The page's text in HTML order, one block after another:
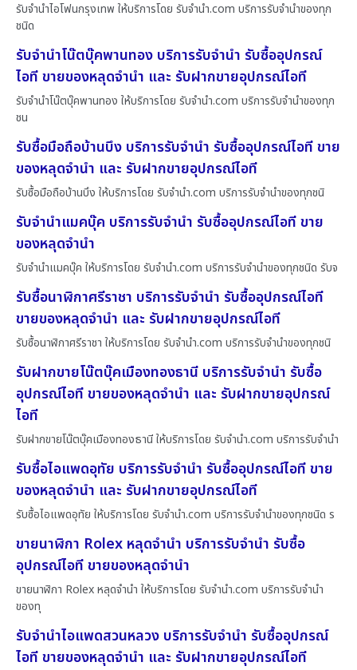
รับจำนำไอโฟนกรุงเทพ ให้บริการโดย รับจํานํา.com บริการรับจำนำของทุก
ชนิด
รับจำนำโน๊ตบุ๊คพานทอง บริการรับจำนำ รับซื้ออุปกรณ์
ไอที ขายของหลุดจำนำ และ รับฝากขายอุปกรณ์ไอที
รับจำนำโน๊ตบุ๊คพานทอง ให้บริการโดย รับจํานํา.com บริการรับจำนำของทุก
ชน
รับซื้อมือถือบ้านบึง บริการรับจำนำ รับซื้ออุปกรณ์ไอที ขาย
ของหลุดจำนำ และ รับฝากขายอุปกรณ์ไอที
รับซื้อมือถือบ้านบึง ให้บริการโดย รับจํานํา.com บริการรับจำนำของทุกชนิ
รับจำนำแมคบุ๊ค บริการรับจำนำ รับซื้ออุปกรณ์ไอที ขาย
ของหลุดจำนำ
รับจำนำแมคบุ๊ค ให้บริการโดย รับจํานํา.com บริการรับจำนำของทุกชนิด รับจ
รับซื้อนาฬิกาศรีราชา บริการรับจำนำ รับซื้ออุปกรณ์ไอที
ขายของหลุดจำนำ และ รับฝากขายอุปกรณ์ไอที
รับซื้อนาฬิกาศรีราชา ให้บริการโดย รับจํานํา.com บริการรับจำนำของทุกชนิ
รับฝากขายโน๊ตบุ๊คเมืองทองธานี บริการรับจำนำ รับซื้อ
อุปกรณ์ไอที ขายของหลุดจำนำ และ รับฝากขายอุปกรณ์
ไอที
รับฝากขายโน๊ตบุ๊คเมืองทองธานี ให้บริการโดย รับจํานํา.com บริการรับจำนำ
รับซื้อไอแพดอุทัย บริการรับจำนำ รับซื้ออุปกรณ์ไอที ขาย
ของหลุดจำนำ และ รับฝากขายอุปกรณ์ไอที
รับซื้อไอแพดอุทัย ให้บริการโดย รับจํานํา.com บริการรับจำนำของทุกชนิด ร
ขายนาฬิกา Rolex หลุดจำนำ บริการรับจำนำ รับซื้อ
อุปกรณ์ไอที ขายของหลุดจำนำ
ขายนาฬิกา Rolex หลุดจำนำ ให้บริการโดย รับจํานํา.com บริการรับจำนำ
ของทุ
รับจำนำไอแพดสวนหลวง บริการรับจำนำ รับซื้ออุปกรณ์
ไอที ขายของหลุดจำนำ และ รับฝากขายอุปกรณ์ไอที